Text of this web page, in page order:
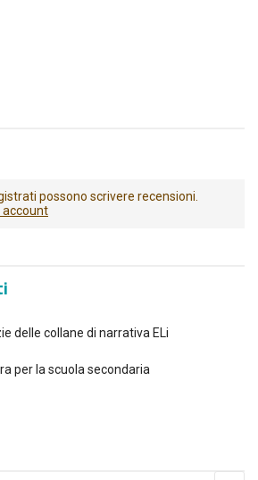
possono scrivere recensioni.
account
delle collane di narrativa ELi
per la scuola secondaria